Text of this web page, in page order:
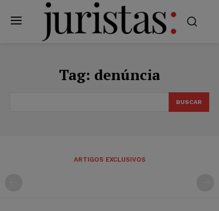
Tag: denúncia
BUSCAR
ARTIGOS EXCLUSIVOS